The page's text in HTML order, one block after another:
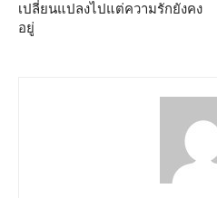
เปลี่ยนแปลงไปแต่ความรักยังคง
อยู่